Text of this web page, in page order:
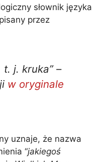
słownik języka
przez
j. kruka” –
w oryginale
uznaje, że nazwa
“jakiegoś